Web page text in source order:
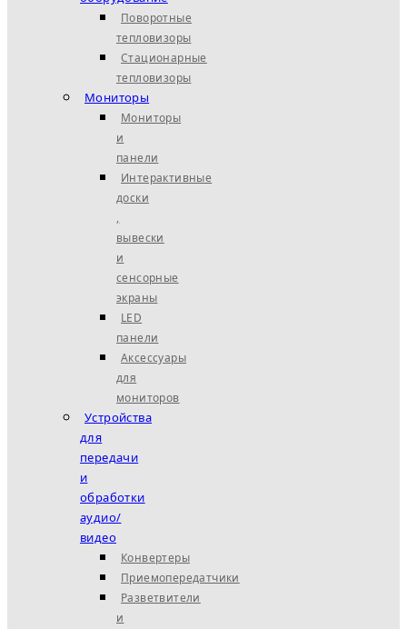
Поворотные
тепловизоры
Стационарные
тепловизоры
Мониторы
Мониторы
и
панели
Интерактивные
доски
,
вывески
и
сенсорные
экраны
LED
панели
Аксессуары
для
мониторов
Устройства
для
передачи
и
обработки
аудио/
видео
Конвертеры
Приемопередатчики
Разветвители
и